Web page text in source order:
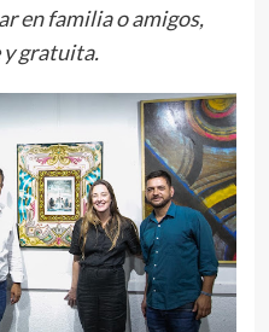
en familia o amigos,
gratuita.